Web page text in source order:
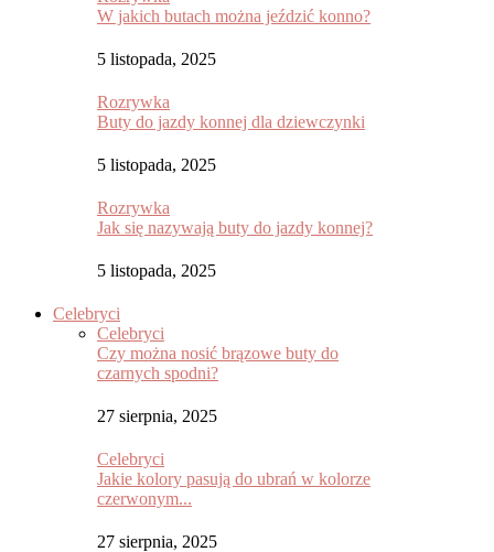
W jakich butach można jeździć konno?
5 listopada, 2025
Rozrywka
Buty do jazdy konnej dla dziewczynki
5 listopada, 2025
Rozrywka
Jak się nazywają buty do jazdy konnej?
5 listopada, 2025
Celebryci
Celebryci
Czy można nosić brązowe buty do
czarnych spodni?
27 sierpnia, 2025
Celebryci
Jakie kolory pasują do ubrań w kolorze
czerwonym...
27 sierpnia, 2025